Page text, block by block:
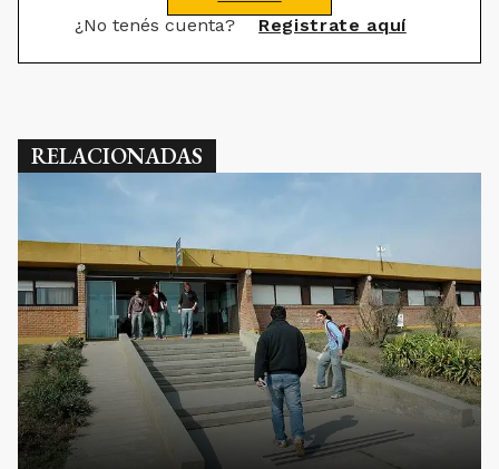
INICIAR
SESIÓN
¿No tenés cuenta? Registrate aquí